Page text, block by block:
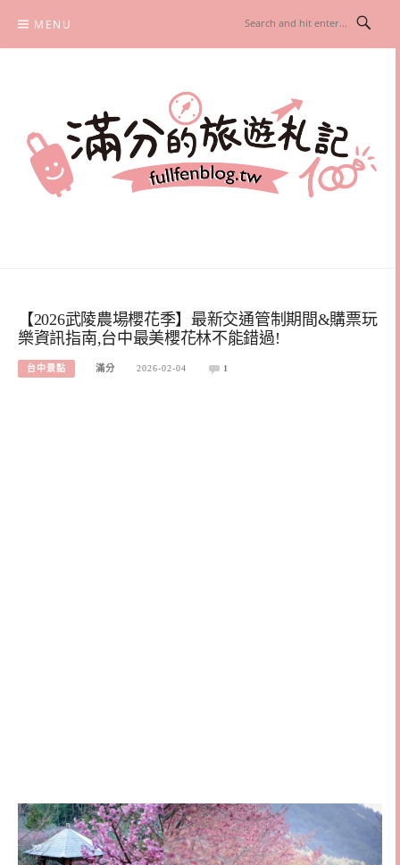
content
MENU
【2026武陵農場櫻花季】最新交通管制期間&購票玩
樂資訊指南,台中最美櫻花林不能錯過!
台中景點 滿分 2026-02-04 1